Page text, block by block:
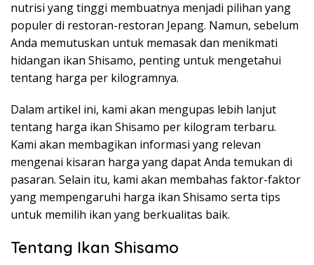
nutrisi yang tinggi membuatnya menjadi pilihan yang
populer di restoran-restoran Jepang. Namun, sebelum
Anda memutuskan untuk memasak dan menikmati
hidangan ikan Shisamo, penting untuk mengetahui
tentang harga per kilogramnya.
Dalam artikel ini, kami akan mengupas lebih lanjut
tentang harga ikan Shisamo per kilogram terbaru.
Kami akan membagikan informasi yang relevan
mengenai kisaran harga yang dapat Anda temukan di
pasaran. Selain itu, kami akan membahas faktor-faktor
yang mempengaruhi harga ikan Shisamo serta tips
untuk memilih ikan yang berkualitas baik.
Tentang Ikan Shisamo